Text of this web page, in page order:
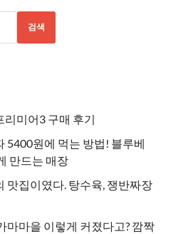
검색
리미어3 구매 후기
5400원에 먹는 방법! 블루베
만드는 매장
맛집이였다. 탕수육, 쟁반짜장
마마을 이렇게 커졌다고? 깜짝